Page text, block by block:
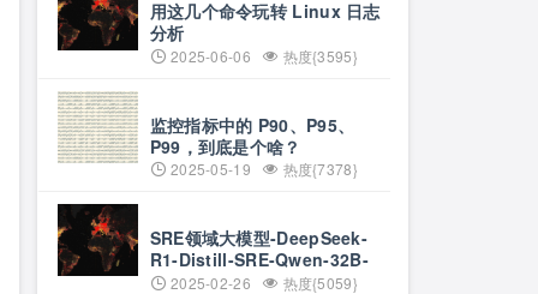
用这几个命令玩转 Linux 日志
分析
2025-06-06 热度{3595}
监控指标中的 P90、P95、
P99，到底是个啥？
2025-05-19 热度{7378}
SRE领域大模型-DeepSeek-
R1-Distill-SRE-Qwen-32B-
INT82025-02-26 热度{5059}